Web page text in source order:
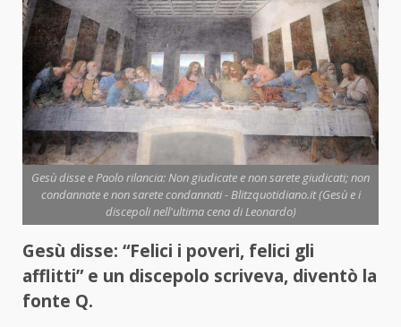
Gesù disse e Paolo rilancia: Non giudicate e non sarete giudicati; non
condannate e non sarete condannati - Blitzquotidiano.it (Gesù e i
discepoli nell'ultima cena di Leonardo)
Gesù disse: “Felici i poveri, felici gli
afflitti” e un discepolo scriveva, diventò la
fonte Q.